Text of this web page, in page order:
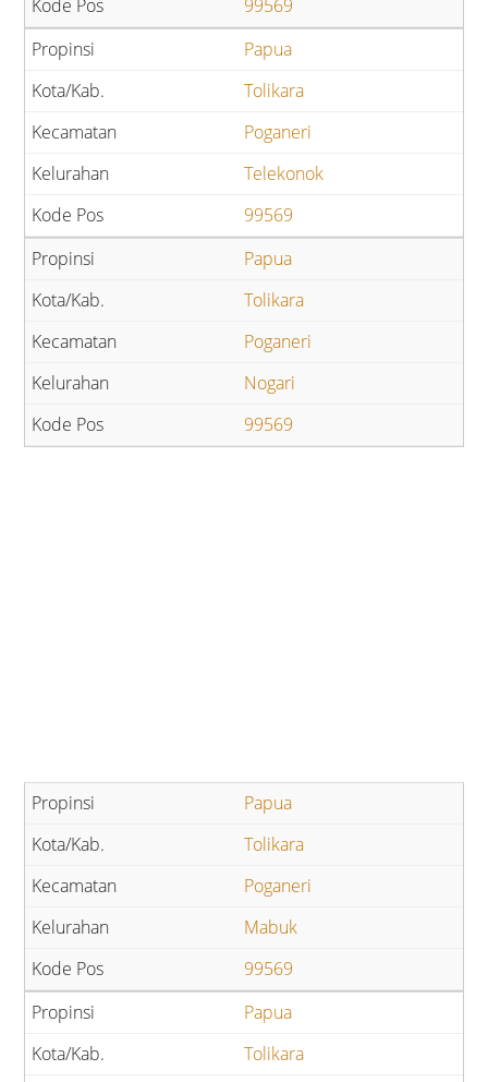
99569
Papua
Tolikara
Poganeri
Telekonok
99569
Papua
Tolikara
Poganeri
Nogari
99569
Papua
Tolikara
Poganeri
Mabuk
99569
Papua
Tolikara